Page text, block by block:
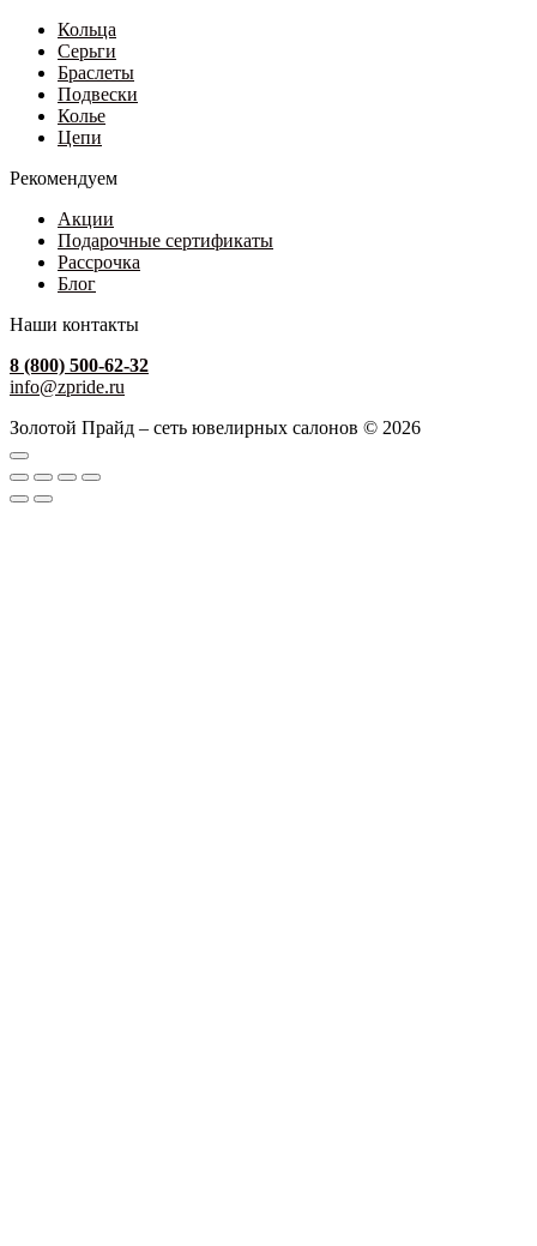
Кольца
Серьги
Браслеты
Подвески
Колье
Цепи
Рекомендуем
Акции
Подарочные сертификаты
Рассрочка
Блог
Наши контакты
8 (800) 500-62-32
info@zpride.ru
Золотой Прайд – сеть ювелирных салонов © 2026